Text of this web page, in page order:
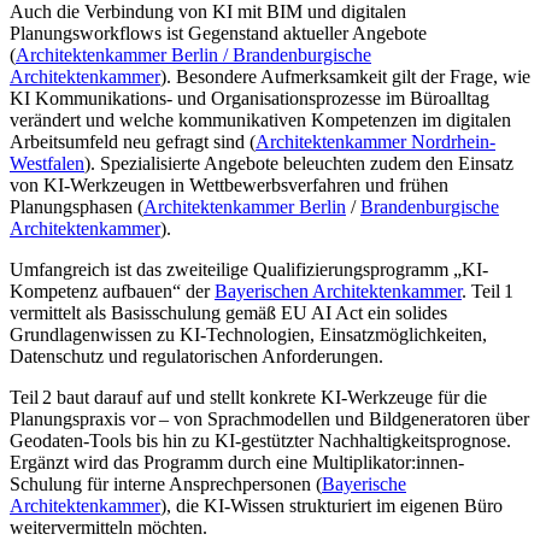
Auch die Verbindung von KI mit BIM und digitalen
Planungsworkflows ist Gegenstand aktueller Angebote
(Architektenkammer Berlin / Brandenburgische
Architektenkammer). Besondere Aufmerksamkeit gilt der Frage, wie
KI Kommunikations- und Organisationsprozesse im Büroalltag
verändert und welche kommunikativen Kompetenzen im digitalen
Arbeitsumfeld neu gefragt sind (Architektenkammer Nordrhein-
Westfalen). Spezialisierte Angebote beleuchten zudem den Einsatz
von KI-Werkzeugen in Wettbewerbsverfahren und frühen
Planungsphasen (Architektenkammer Berlin /Brandenburgische
Architektenkammer).
Umfangreich ist das zweiteilige Qualifizierungsprogramm „KI-
Kompetenz aufbauen“ derBayerischen Architektenkammer. Teil 1
vermittelt als Basisschulung gemäß EU AI Act ein solides
Grundlagenwissen zu KI-Technologien, Einsatzmöglichkeiten,
Datenschutz und regulatorischen Anforderungen.
Teil 2 baut darauf auf und stellt konkrete KI-Werkzeuge für die
Planungspraxis vor – von Sprachmodellen und Bildgeneratoren über
Geodaten-Tools bis hin zu KI-gestützter Nachhaltigkeitsprognose.
Ergänzt wird das Programm durch eine Multiplikator:innen-
Schulung für interne Ansprechpersonen (Bayerische
Architektenkammer), die KI-Wissen strukturiert im eigenen Büro
weitervermitteln möchten.